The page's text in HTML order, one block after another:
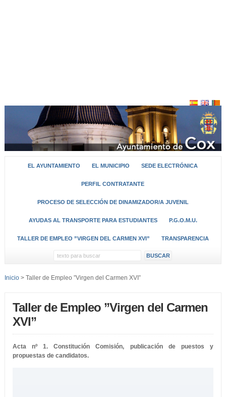
EL AYUNTAMIENTO EL MUNICIPIO SEDE ELECTRÓNICA
PERFIL CONTRATANTE
PROCESO DE SELECCIÓN DE DINAMIZADOR/A JUVENIL
AYUDAS AL TRANSPORTE PARA ESTUDIANTES P.G.O.M.U.
TALLER DE EMPLEO ”VIRGEN DEL CARMEN XVI” TRANSPARENCIA
Inicio> Taller de Empleo ”Virgen del Carmen XVI”
Taller de Empleo ”Virgen del Carmen
XVI”
Acta nº 1. Constitución Comisión, publicación de puestos y
propuestas de candidatos.